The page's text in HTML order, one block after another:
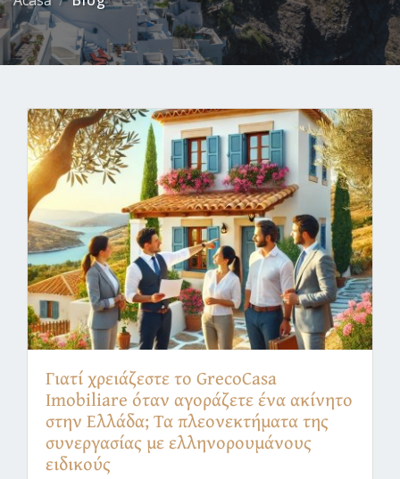
Γιατί χρειάζεστε το GrecoCasa
Imobiliare όταν αγοράζετε ένα ακίνητο
στην Ελλάδα; Τα πλεονεκτήματα της
συνεργασίας με ελληνορουμάνους
ειδικούς